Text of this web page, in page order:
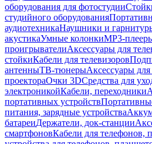
оборудования для фотостудии
студийного оборудования
аудиотехникаНаушники и
акустикаУмные колонкиMP3-
проигрывателиАксессуары для
стойкиКабели для телевизоров
антенныТВ-тюнерыАксессуары
проектораОчки 3DСредства для
электроникойКабели, переходники
портативных устройств
питания, зарядные устройства
батареиДержатели, док-станции
смартфоновКабели для телефонов,